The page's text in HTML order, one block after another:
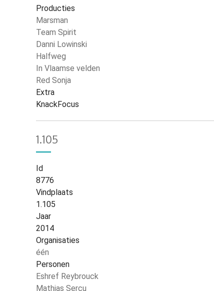
Producties
Marsman
Team Spirit
Danni Lowinski
Halfweg
In Vlaamse velden
Red Sonja
Extra
KnackFocus
1.105
Id
8776
Vindplaats
1.105
Jaar
2014
Organisaties
één
Personen
Eshref Reybrouck
Mathias Sercu